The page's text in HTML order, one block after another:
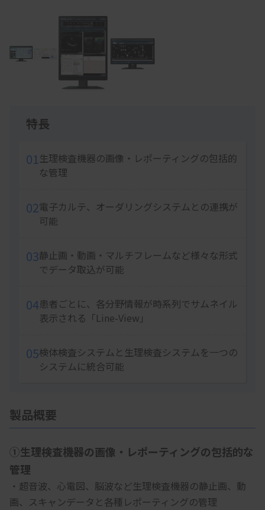
3
特長
01生理検査機器の画像・レポーティングの包括的
な管理
02電子カルテ、オーダリングシステムとの連携が
可能
03静止画・動画・マルチフレームなど様々な形式
でデータ取込が可能
04患者ごとに、各分野情報が時系列でサムネイル
表示される「Line-View」
05検体検査システムと生理検査システムを一つの
システムに統合可能
製品概要
①生理検査機器の画像・レポーティングの包括的な
管理
・超音波、心電図、脳波など生理検査機器の静止画、動
画、スキャンデータと各種レポーティングの管理